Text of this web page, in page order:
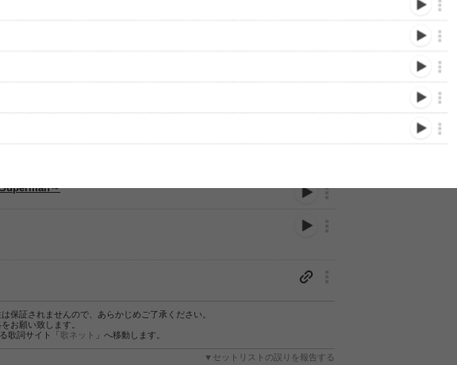
～
保証されませんので、あらかじめご了承ください。
お願い致します。
歌詞サイト「歌ネット 」へ移動します。
▼セットリストの誤りを報告する